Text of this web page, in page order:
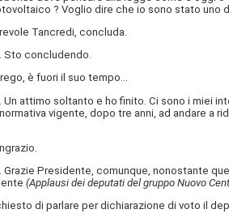
? Voglio dire che io sono stato uno
Tancredi, concluda.
Sto concludendo.
è fuori il suo tempo...
Un attimo soltanto e ho finito. Ci sono i miei
vigente, dopo tre anni, ad andare a
Grazie Presidente, comunque, nonostante
(Applausi dei deputati del gruppo Nuovo
di parlare per dichiarazione di voto il